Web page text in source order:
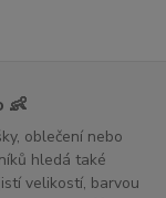
👶
oblečení nebo
hledá také
velikostí, barvou